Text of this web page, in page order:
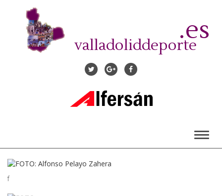
contenido
valladoliddeporte
.es
f